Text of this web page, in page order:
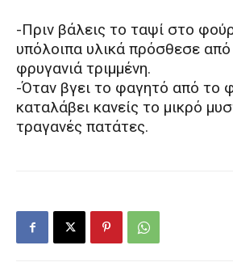
-Πριν βάλεις το ταψί στο
υπόλοιπα υλικά πρόσθεσε από
φρυγανιά τριμμένη.
-Όταν βγει το φαγητό από το
καταλάβει κανείς το μικρό
τραγανές πατάτες.